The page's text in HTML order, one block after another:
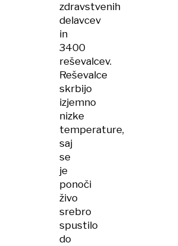
zdravstvenih
delavcev
in
3400
reševalcev.
Reševalce
skrbijo
izjemno
nizke
temperature,
saj
se
je
ponoči
živo
srebro
spustilo
do